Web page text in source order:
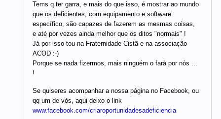
Tems q ter garra, e mais do que isso, é mostrar ao mundo
que os deficientes, com equipamento e software
específico, são capazes de fazerem as mesmas coisas,
e até por vezes ainda melhor que os ditos "normais" !
Já por isso tou na Fraternidade Cistã e na associação
ACOD :-)
Porque se nada fizermos, mais ninguém o fará por nós ...
!
Se quiseres acompanhar a nossa página no Facebook, ou
qq um de vós, aqui deixo o link
www.facebook.com/criaroportunidadesadeficiencia